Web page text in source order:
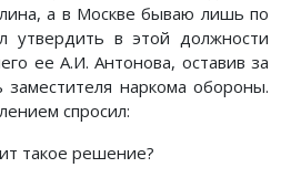
а в Москве бываю лишь по
утвердить в этой должности
ее А.И. Антонова, оставив за
наркома обороны.
спросил:
такое решение?